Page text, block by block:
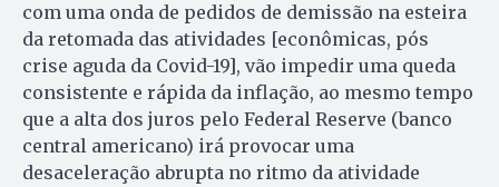
com uma onda de pedidos de demissão na esteira
da retomada das atividades [econômicas, pós
crise aguda da Covid-19], vão impedir uma queda
consistente e rápida da inflação, ao mesmo tempo
que a alta dos juros pelo Federal Reserve (banco
central americano) irá provocar uma
desaceleração abrupta no ritmo da atividade